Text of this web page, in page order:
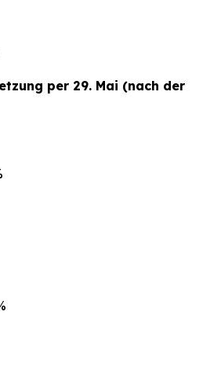
per 29. Mai (nach der